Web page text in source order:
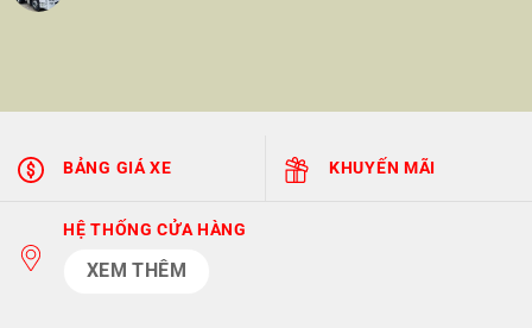
BẢNG GIÁ XE KHUYẾN MÃI
HỆ THỐNG CỬA HÀNG
XEM THÊM